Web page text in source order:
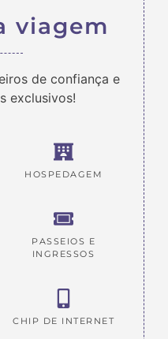
viagem
de confiança e
exclusivos!
HOSPEDAGEM
PASSEIOS E
INGRESSOS
CHIP DE INTERNET